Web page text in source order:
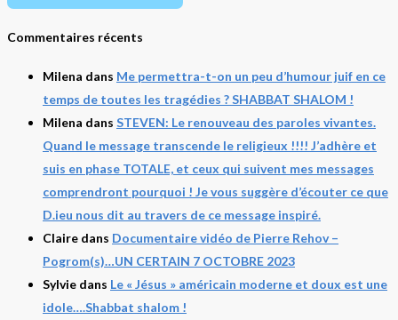
Commentaires récents
Milena dans Me permettra-t-on un peu d’humour juif en ce
temps de toutes les tragédies ? SHABBAT SHALOM !
Milena dans STEVEN: Le renouveau des paroles vivantes.
Quand le message transcende le religieux !!!! J’adhère et
suis en phase TOTALE, et ceux qui suivent mes messages
comprendront pourquoi ! Je vous suggère d’écouter ce que
D.ieu nous dit au travers de ce message inspiré.
Claire dans Documentaire vidéo de Pierre Rehov –
Pogrom(s)…UN CERTAIN 7 OCTOBRE 2023
Sylvie dans Le « Jésus » américain moderne et doux est une
idole….Shabbat shalom !